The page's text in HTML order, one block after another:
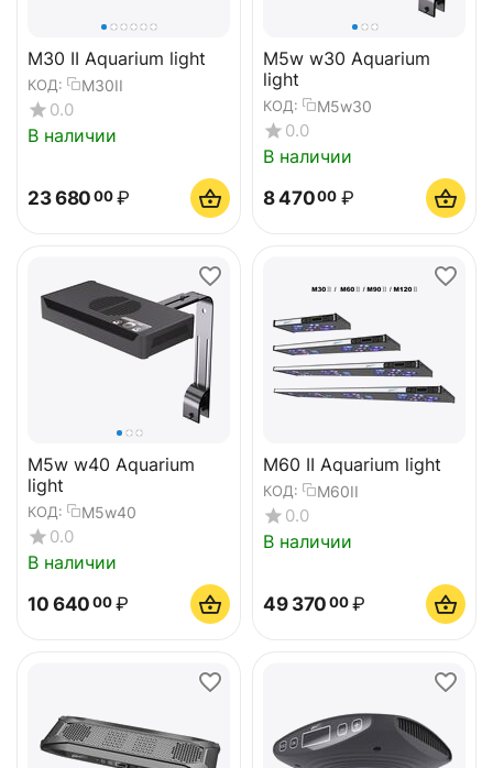
M30 II Aquarium light
КОД: M30II
0.0
В наличии
23 680 00 ₽
M5w w30 Aquarium
light
КОД: M5w30
0.0
В наличии
8 47000 ₽
M5w w40 Aquarium
light
КОД: M5w40
0.0
В наличии
10 640 00 ₽
M60 II Aquarium light
КОД: M60II
0.0
В наличии
49 370 00 ₽